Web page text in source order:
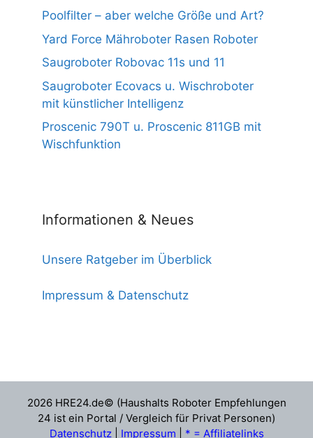
Poolfilter – aber welche Größe und Art?
Yard Force Mähroboter Rasen Roboter
Saugroboter Robovac 11s und 11
Saugroboter Ecovacs u. Wischroboter
mit künstlicher Intelligenz
Proscenic 790T u. Proscenic 811GB mit
Wischfunktion
Informationen & Neues
Unsere Ratgeber im Überblick
Impressum & Datenschutz
2026 HRE24.de© (Haushalts Roboter Empfehlungen
24 ist ein Portal / Vergleich für Privat Personen)
Datenschutz| Impressum * = Affiliatelinks